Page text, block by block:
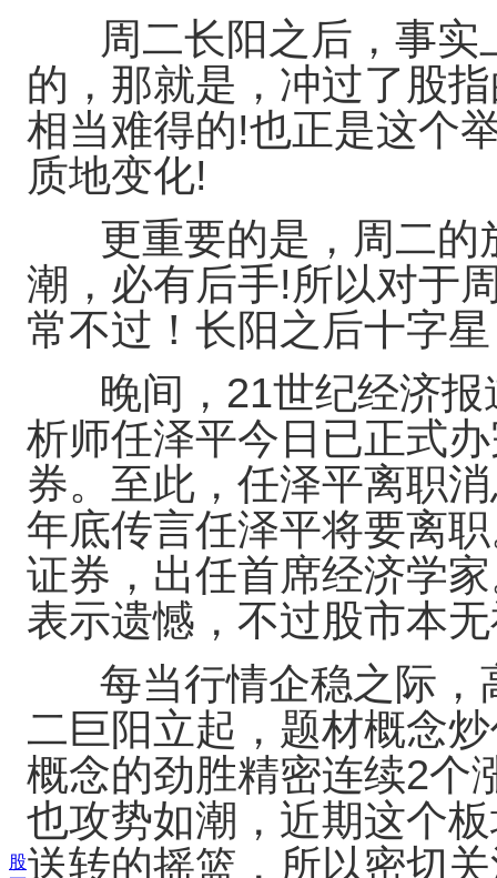
股
周二长阳之后，事实
的，那就是，冲过了股
相当难得的!也正是这个
质地变化!
更重要的是，周二的
潮，必有后手!所以对于
常不过！长阳之后十字
晚间，21世纪经济报
析师任泽平今日已正式
券。至此，任泽平离职
年底传言任泽平将要离
证券，出任首席经济学
表示遗憾，不过股市本
每当行情企稳之际，
二巨阳立起，题材概念
概念的劲胜精密连续2个
也攻势如潮，近期这个
送转的摇篮，所以密切